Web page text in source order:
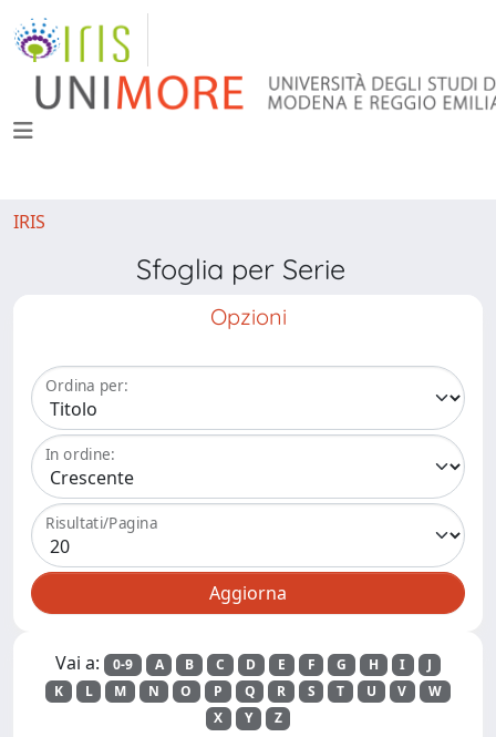
IRIS
Sfoglia per Serie
Opzioni
Ordina per:
In ordine:
Risultati/Pagina
Vai a: 0-9 A B C D E F G H I
J
K
L M N O P Q R S T U V
W
X
Y Z